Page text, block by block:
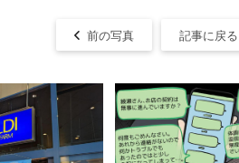
前の写真 記事に戻る